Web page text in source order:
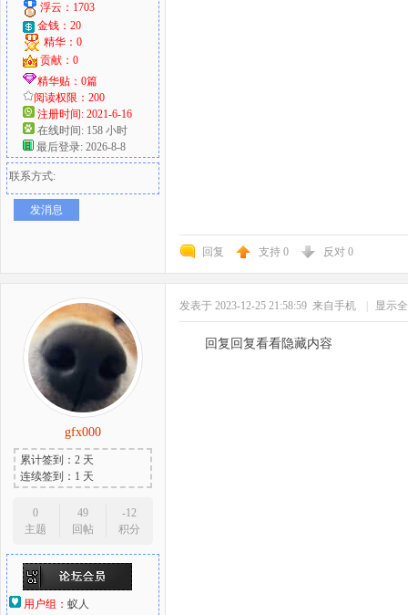
浮云：1703
金钱：20
精华：0
贡献：0
精华贴：0篇
阅读权限：200
注册时间: 2021-6-16
在线时间: 158 小时
最后登录: 2026-8-8
联系方式:
发消息
回复 支持 0 反对 0
gfx000
累计签到：2 天
连续签到：1 天
0
主题
49
回帖
-12
积分
用户组： 蚁人
发表于 2023-12-25 21:58:59 来自手机 显示
回复回复看看隐藏内容